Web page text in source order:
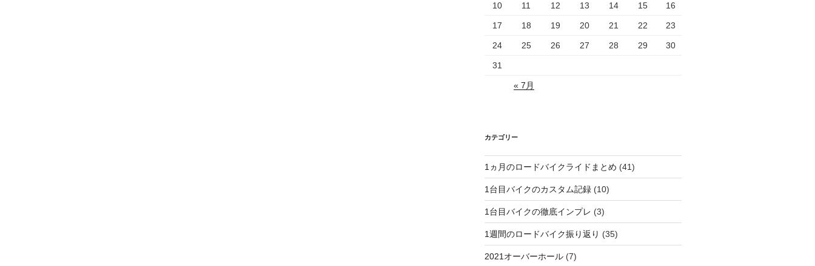
10 11 12 13 14 15 16
17 18 19 20 21 22 23
24 25 26 27 28 29 30
31
« 7月
カテゴリー
1ヵ月のロードバイクライドまとめ (41)
1台目バイクのカスタム記録(10)
1台目バイクの徹底インプレ (3)
1週間のロードバイク振り返り (35)
2021オーバーホール(7)